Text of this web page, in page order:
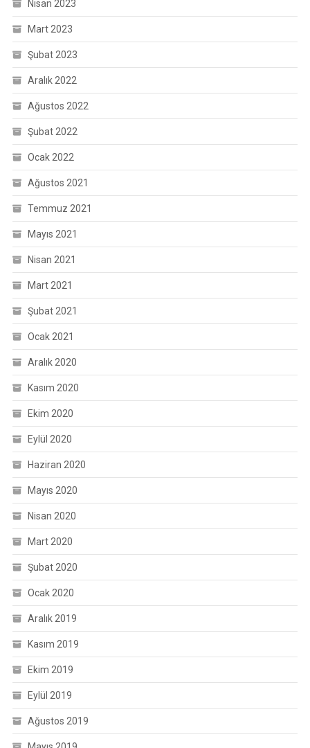
Nisan 2023
Mart 2023
Şubat 2023
Aralık 2022
Ağustos 2022
Şubat 2022
Ocak 2022
Ağustos 2021
Temmuz 2021
Mayıs 2021
Nisan 2021
Mart 2021
Şubat 2021
Ocak 2021
Aralık 2020
Kasım 2020
Ekim 2020
Eylül 2020
Haziran 2020
Mayıs 2020
Nisan 2020
Mart 2020
Şubat 2020
Ocak 2020
Aralık 2019
Kasım 2019
Ekim 2019
Eylül 2019
Ağustos 2019